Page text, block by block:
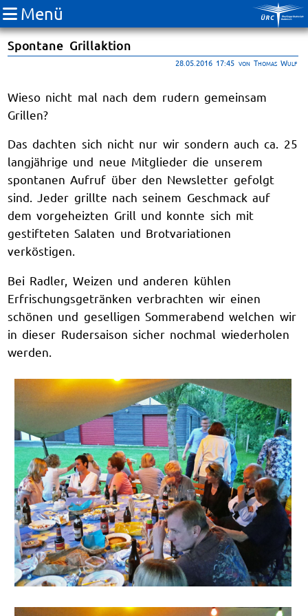
Menü
Spontane Grillaktion
28.05.2016 17:45 von Thomas Wulf
Wieso nicht mal nach dem rudern gemeinsam
Grillen?
Das dachten sich nicht nur wir sondern auch ca. 25
langjährige und neue Mitglieder die unserem
spontanen Aufruf über den Newsletter gefolgt
sind. Jeder grillte nach seinem Geschmack auf
dem vorgeheizten Grill und konnte sich mit
gestifteten Salaten und Brotvariationen
verköstigen.
Bei Radler, Weizen und anderen kühlen
Erfrischungsgetränken verbrachten wir einen
schönen und geselligen Sommerabend welchen wir
in dieser Rudersaison sicher nochmal wiederholen
werden.